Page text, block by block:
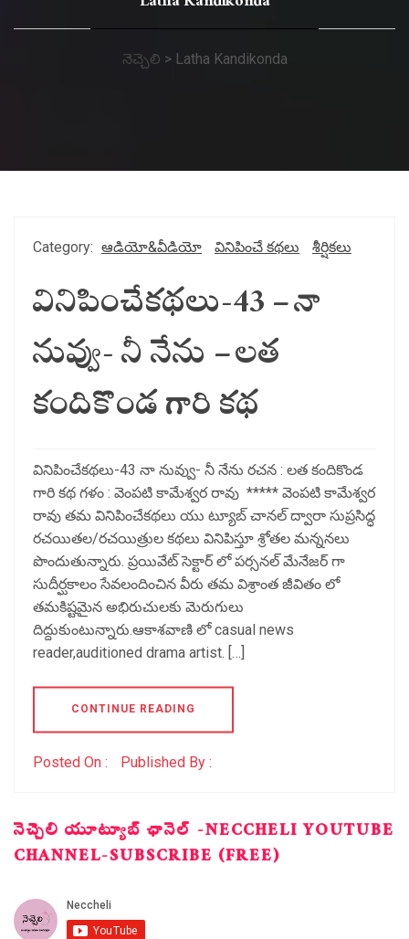
నెచ్చెలి > Latha Kandikonda
Category: ఆడియో&వీడియో వినిపించే కథలు శీర్షికలు
వినిపించేకథలు-43 – నా
నువ్వు- నీ నేను – లత
కందికొండ గారి కథ
వినిపించేకథలు-43 నా నువ్వు- నీ నేను రచన : లత కందికొండ
గారి కథ గళం : వెంపటి కామేశ్వర రావు ***** వెంపటి కామేశ్వర
రావు తమ వినిపించేకథలు యు ట్యూబ్ చానల్ ద్వారా సుప్రసిద్ధ
రచయితల/రచయిత్రుల కథలు వినిపిస్తూ శ్రోతల మన్ననలు
పొందుతున్నారు. ప్రయివేట్ సెక్టార్ లో పర్సనల్ మేనేజర్ గా
సుదీర్ఘకాలం సేవలందించిన వీరు తమ విశ్రాంత జీవితం లో
తమకిష్టమైన అభిరుచులకు మెరుగులు
దిద్దుకుంటున్నారు.ఆకాశవాణి లో casual news
reader,auditioned drama artist. […]
CONTINUE READING
Posted On : Published By :
నెచ్చెలి యూట్యూబ్ ఛానెల్ -NECCHELI YOUTUBE
CHANNEL-SUBSCRIBE (FREE)